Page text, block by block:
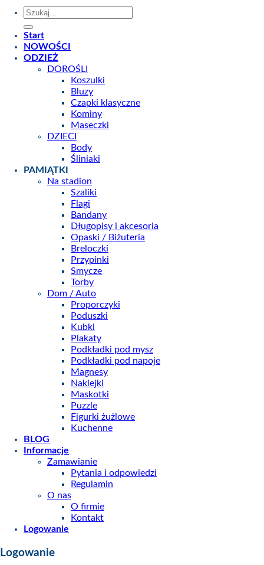
Szukaj:
Start
NOWOŚCI
ODZIEŻ
DOROŚLI
Koszulki
Bluzy
Czapki klasyczne
Kominy
Maseczki
DZIECI
Body
Śliniaki
PAMIĄTKI
Na stadion
Szaliki
Flagi
Bandany
Długopisy i akcesoria
Opaski / Biżuteria
Breloczki
Przypinki
Smycze
Torby
Dom / Auto
Proporczyki
Poduszki
Kubki
Plakaty
Podkładki pod mysz
Podkładki pod napoje
Magnesy
Naklejki
Maskotki
Puzzle
Figurki żużlowe
Kuchenne
BLOG
Informacje
Zamawianie
Pytania i odpowiedzi
Regulamin
O nas
O firmie
Kontakt
Logowanie
Logowanie